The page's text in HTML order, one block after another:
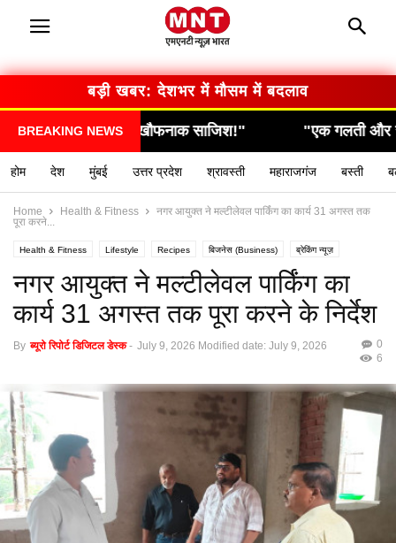
बड़ी खबर: सरकार का बड़ा फैसला
BREAKING NEWS
"एक गलती और सब कुछ खत्म… देखिए कैसे हुआ हादसा!"
होम देश मुंबई उत्तर प्रदेश श्रावस्ती महाराजगंज बस्ती
Home Health & Fitness
नगर आयुक्त ने मल्टीलेवल पार्किंग का कार्य 31 अगस्त तक
पूरा करने...
Health & Fitness Lifestyle Recipes बिजनेस (Business) ब्रेकिंग न्यूज़
राशिफल / ज्योतिष स्वास्थ्य (Health)
नगर आयुक्त ने मल्टीलेवल पार्किंग का
कार्य 31 अगस्त तक पूरा करने के निर्देश
By ब्यूरो रिपोर्ट डिजिटल डेस्क - July 9, 2026 Modified date: July 9, 2026
0
6